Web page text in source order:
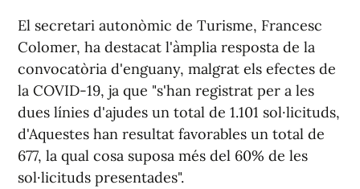
El secretari autonòmic de Turisme, Francesc
Colomer, ha destacat l'àmplia resposta de la
convocatòria d'enguany, malgrat els efectes de
la COVID-19, ja que "s'han registrat per a les
dues línies d'ajudes un total de 1.101 sol·licituds,
d'Aquestes han resultat favorables un total de
677, la qual cosa suposa més del 60% de les
sol·licituds presentades".